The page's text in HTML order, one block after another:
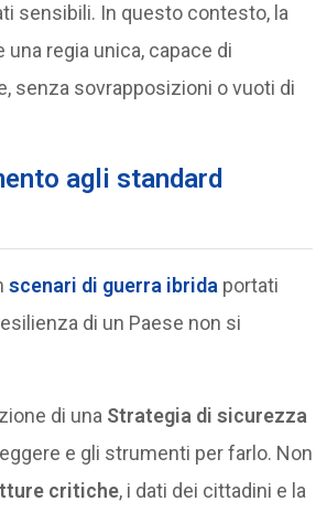
sensibili. In questo contesto, la
regia unica, capace di
senza sovrapposizioni o vuoti di
agli standard
scenari di guerra ibrida portati
di un Paese non si
di una Strategia di sicurezza
e gli strumenti per farlo. Non
critiche, i dati dei cittadini e la